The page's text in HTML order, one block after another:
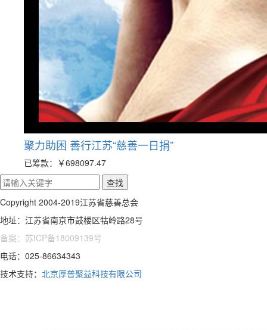
聚力助困 善行江苏“慈善一日捐”
已筹款： ￥698097.47
Copyright 2004-2019江苏省慈善总会
地址：江苏省南京市鼓楼区牯岭路28号
备案：苏ICP备18009139号
电话：025-86634343
技术支持： 北京厚普聚益科技有限公司